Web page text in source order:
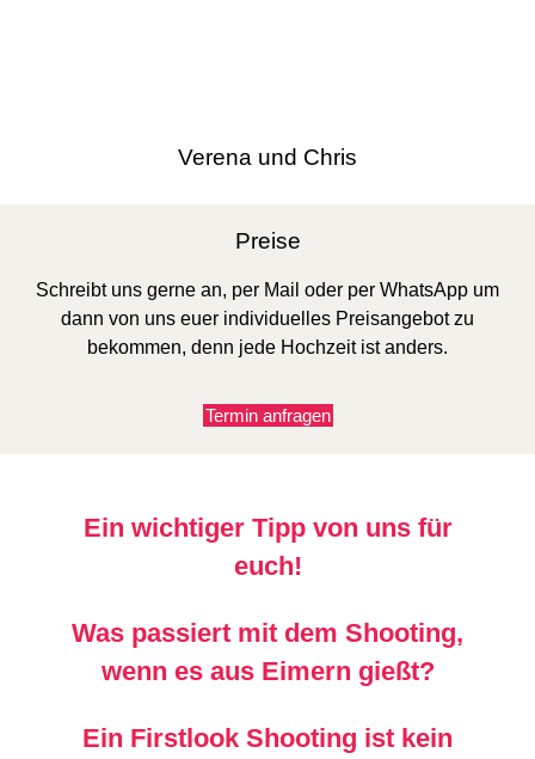
Verena und Chris
Preise
Schreibt uns gerne an, per Mail oder per WhatsApp um
dann von uns euer individuelles Preisangebot zu
bekommen, denn jede Hochzeit ist anders.
Termin anfragen
Ein wichtiger Tipp von uns für
euch!
Was passiert mit dem Shooting,
wenn es aus Eimern gießt?
Ein Firstlook Shooting ist kein